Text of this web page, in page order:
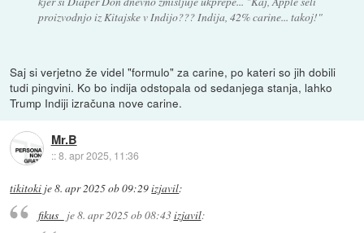
proizvodnjo iz Kitajske v Indijo??? Indija, 42% carine... takoj!"
Saj si verjetno že videl "formulo" za carine, po kateri so jih dobili
tudi pingvini. Ko bo indija odstopala od sedanjega stanja, lahko
Trump Indiji izračuna nove carine.
Mr.B
::8. apr 2025, 11:36
tikitoki je8. apr 2025 ob 09:29izjavil:
fikus_ je8. apr 2025 ob 08:43izjavil: